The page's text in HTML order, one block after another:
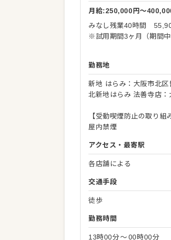
月給:250,000円〜
みなし残業40時間
※試用期間3ヶ月（期間中
勤務地
新地 はらみ：大阪市北
北新地はらみ 法善寺店
【受動喫煙防止の取り組
屋内禁煙
アクセス・最寄駅
各店舗による
交通手段
徒歩
勤務時間
13時00分〜00時00分